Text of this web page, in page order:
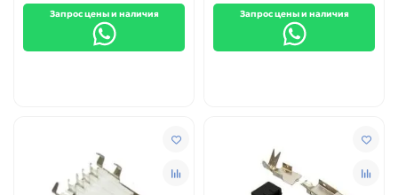
Запрос цены и наличия Запрос цены и наличия